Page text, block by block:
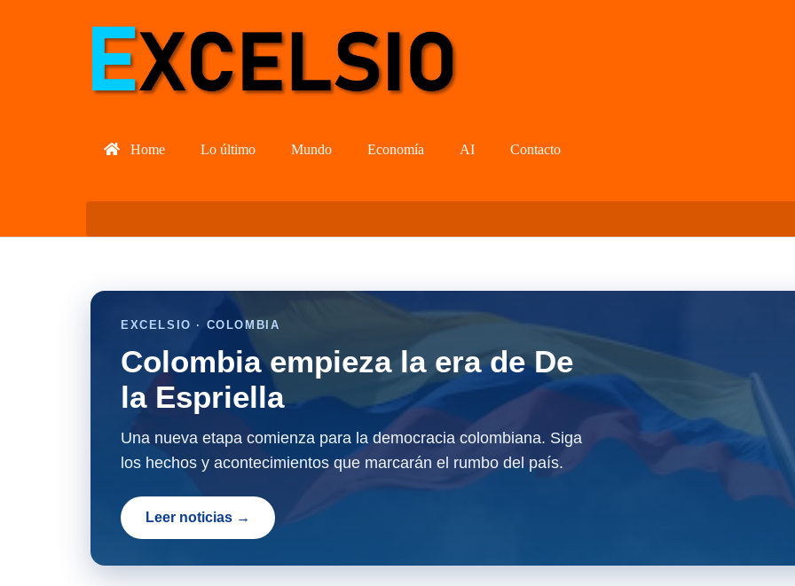
Home Lo último Mundo Economía AI Contacto
EXCELSIO · COLOMBIA
Colombia empieza la era de De
la Espriella
Una nueva etapa comienza para la democracia colombiana. Siga
los hechos y acontecimientos que marcarán el rumbo del país.
Leer noticias →